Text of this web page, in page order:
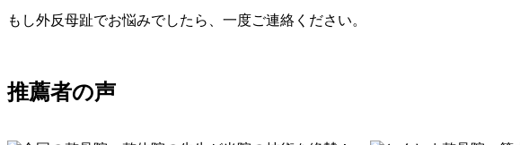
もし外反母趾でお悩みでしたら、一度ご連絡ください。
推薦者の声